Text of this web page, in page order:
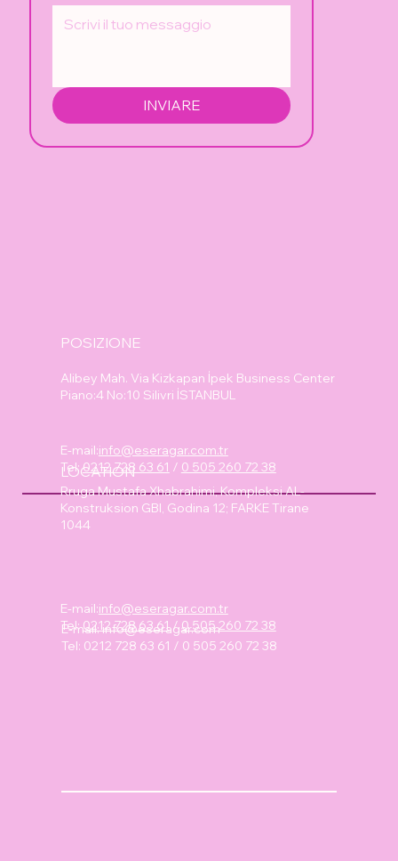
POSIZIONE
Alibey Mah. Via Kizkapan İpek Business Center
Piano:4 No:10 Silivri İSTANBUL
E-mail:info@eseragar.com
Tel: 0212 728 63 61 / 0 505 260 72 38
E-mail:info@eseragar.com.tr
Tel:0212 728 63 61 / 0 505 260 72 38
LOCATION
Rruga Mustafa Xhabrahimi, Kompleksi AL-
Konstruksion GBI, Godina 12; FARKE Tirane
1044
E-mail:info@eseragar.com.tr
Tel:0212 728 63 61/0 505 260 72 38
INVIARE